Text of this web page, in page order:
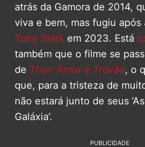
atrás da Gamora de 2014,
viva e bem, mas fugiu após
Tony Stark em 2023. Está
também que o filme se
de Thor: Amor e Trovão, o
que, para a tristeza de
não estará junto de seus
Galáxia’.
PUBLICIDADE